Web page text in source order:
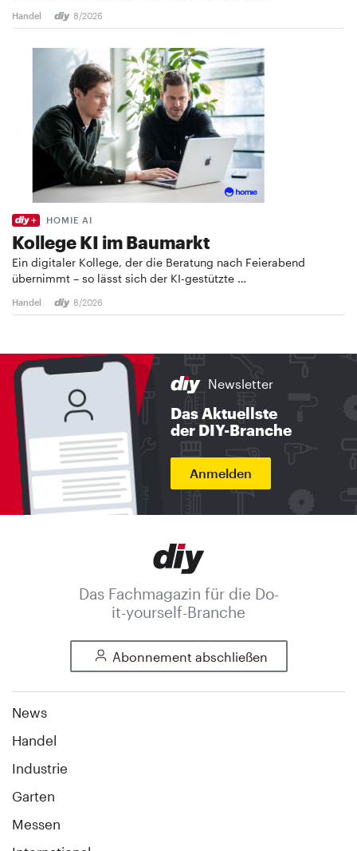
Handel 8/2026
HOMIE AI
Kollege KI im Baumarkt
Ein digitaler Kollege, der die Beratung nach Feierabend
übernimmt – so lässt sich der KI-gestützte …
Handel 8/2026
Newsletter
Das Aktuellste
der DIY-Branche
Anmelden
Das Fachmagazin für die Do-
it-yourself-Branche
Abonnement abschließen
News
Handel
Industrie
Garten
Messen